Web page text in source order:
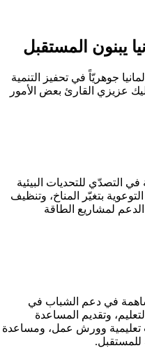
يبنون المستقبل
جوهريّاً في تحفيز التنمية
عزيزي القارئ بعض الأمور
التصدّي للتحديات البيئية
بتغيّر المناخ، وتنظيف
لمشاريع الطاقة
في دعم الشباب في
وتقديم المساعدة
تعليمية وورش عمل، ومساعدة